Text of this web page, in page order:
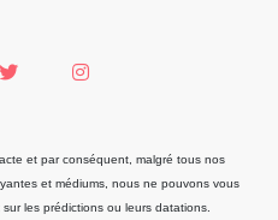
et par conséquent, malgré tous nos
et médiums, nous ne pouvons vous
les prédictions ou leurs datations.